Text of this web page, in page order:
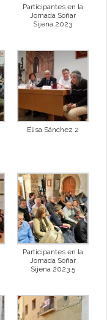
Participantes en la
Jornada Soñar
Sijena 2023
Elisa Sánchez 2
Participantes en la
Jornada Soñar
Sijena 2023 5